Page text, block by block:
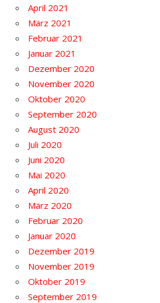
April 2021
März 2021
Februar 2021
Januar 2021
Dezember 2020
November 2020
Oktober 2020
September 2020
August 2020
Juli 2020
Juni 2020
Mai 2020
April 2020
März 2020
Februar 2020
Januar 2020
Dezember 2019
November 2019
Oktober 2019
September 2019